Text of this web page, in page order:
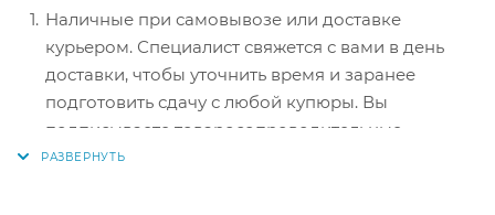
Наличные при самовывозе или доставке
курьером. Специалист свяжется с вами в день
доставки, чтобы уточнить время и заранее
подготовить сдачу с любой купюры. Вы
подписываете товаросопроводительные
документы, вносите денежные средства,